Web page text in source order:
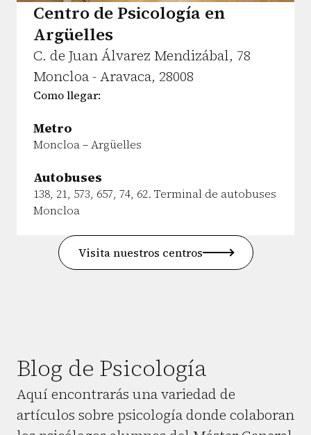
Centro de Psicología en
Argüelles
C. de Juan Álvarez Mendizábal, 78
Moncloa - Aravaca, 28008
Como llegar:
Metro
Moncloa – Argüelles
Autobuses
138, 21, 573, 657, 74, 62. Terminal de autobuses
Moncloa
Visita nuestros centros
Blog de Psicología
Aquí encontrarás una variedad de
artículos sobre psicología donde colaboran